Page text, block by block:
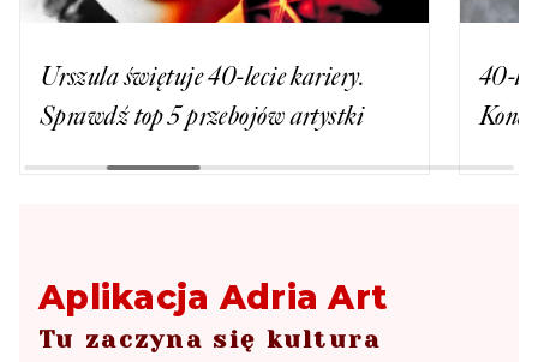
Urszula świętuje 40-lecie kariery.
Sprawdź top 5 przebojów artystki
40-
Aplikacja Adria Art
Tu zaczyna się kultura